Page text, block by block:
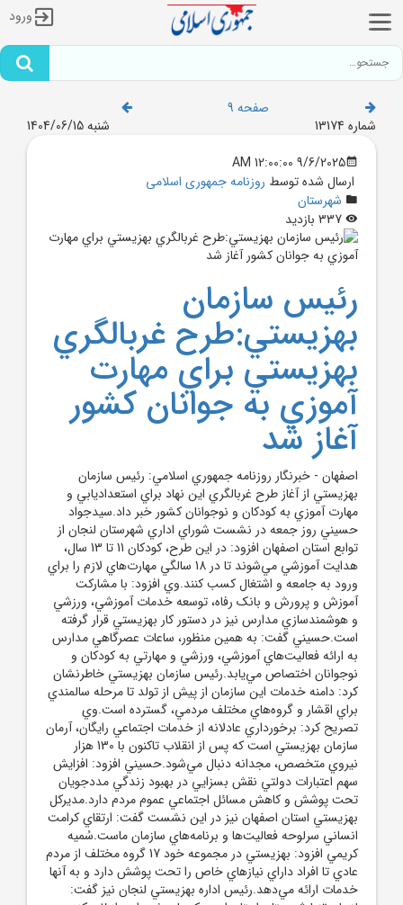
ورود
صفحه 9
شماره 13174
شنبه 1404/06/15
9/6/2025 12:00:00 AM
ارسال شده توسط روزنامه جمهوری اسلامی
شهرستان
رئيس سازمان
بهزيستي:طرح غربالگري
بهزيستي براي مهارت
آموزي به جوانان کشور
آغاز شد
اصفهان - خبرنگار روزنامه جمهوري اسلامي: رئيس سازمان
بهزيستي از آغاز طرح غربالگري اين نهاد براي استعداديابي و
مهارت آموزي به کودکان و نوجوانان کشور خبر داد.سيدجواد
حسيني روز جمعه در نشست شوراي اداري شهرستان لنجان از
توابع استان اصفهان افزود: در اين طرح، کودکان 11 تا 13 سال،
هدايت آموزشي مي‌شوند تا در 18 سالگي مهارت‌هاي لازم را براي
ورود به جامعه و اشتغال کسب کنند.وي افزود: با مشارکت
آموزش و پرورش و بانک رفاه، توسعه خدمات آموزشي، ورزشي
و هوشمندسازي مدارس نيز در دستور کار بهزيستي قرار گرفته
است.حسيني گفت: به همين منظور، ساعات عصرگاهي مدارس
به ارائه فعاليت‌هاي آموزشي، ورزشي و مهارتي به کودکان و
نوجوانان اختصاص مي‌يابد.رئيس سازمان بهزيستي خاطرنشان
کرد: دامنه خدمات اين سازمان از پيش از تولد تا مرحله سالمندي
براي اقشار و گروه‌هاي مختلف مردمي، گسترده است.وي
تصريح کرد: برخورداري عادلانه از خدمات اجتماعي رايگان، آرمان
سازمان بهزيستي است که پس از انقلاب تاکنون با 130 هزار
نيروي متخصص، مجدانه دنبال مي‌شود.حسيني افزود: افزايش
سهم اعتبارات دولتي نقش بسزايي در بهبود زندگي مددجويان
تحت پوشش و کاهش مسائل اجتماعي عموم مردم دارد.مديرکل
بهزيستي استان اصفهان نيز در اين نشست گفت: ارتقاي کرامت
انساني سرلوحه فعاليت‌ها و برنامه‌هاي سازمان ماست.سُميه
کريمي افزود: بهزيستي در مجموعه خود 17 گروه مختلف از مردم
عادي تا افراد داراي نيازهاي خاص را تحت پوشش دارد و به آنها
خدمات ارائه مي‌دهد.رئيس اداره بهزيستي لنجان نيز گفت: